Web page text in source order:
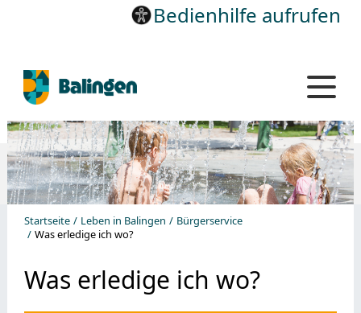
Bedienhilfe aufrufen
Startseite Leben in Balingen
Bürgerservice
Was erledige ich wo?
Was erledige ich wo?